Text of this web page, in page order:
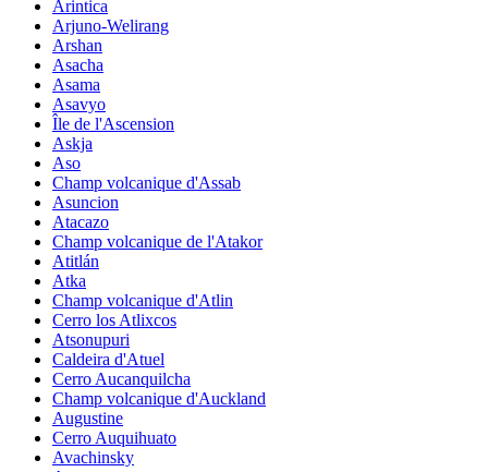
Arintica
Arjuno-Welirang
Arshan
Asacha
Asama
Asavyo
Île de l'Ascension
Askja
Aso
Champ volcanique d'Assab
Asuncion
Atacazo
Champ volcanique de l'Atakor
Atitlán
Atka
Champ volcanique d'Atlin
Cerro los Atlixcos
Atsonupuri
Caldeira d'Atuel
Cerro Aucanquilcha
Champ volcanique d'Auckland
Augustine
Cerro Auquihuato
Avachinsky